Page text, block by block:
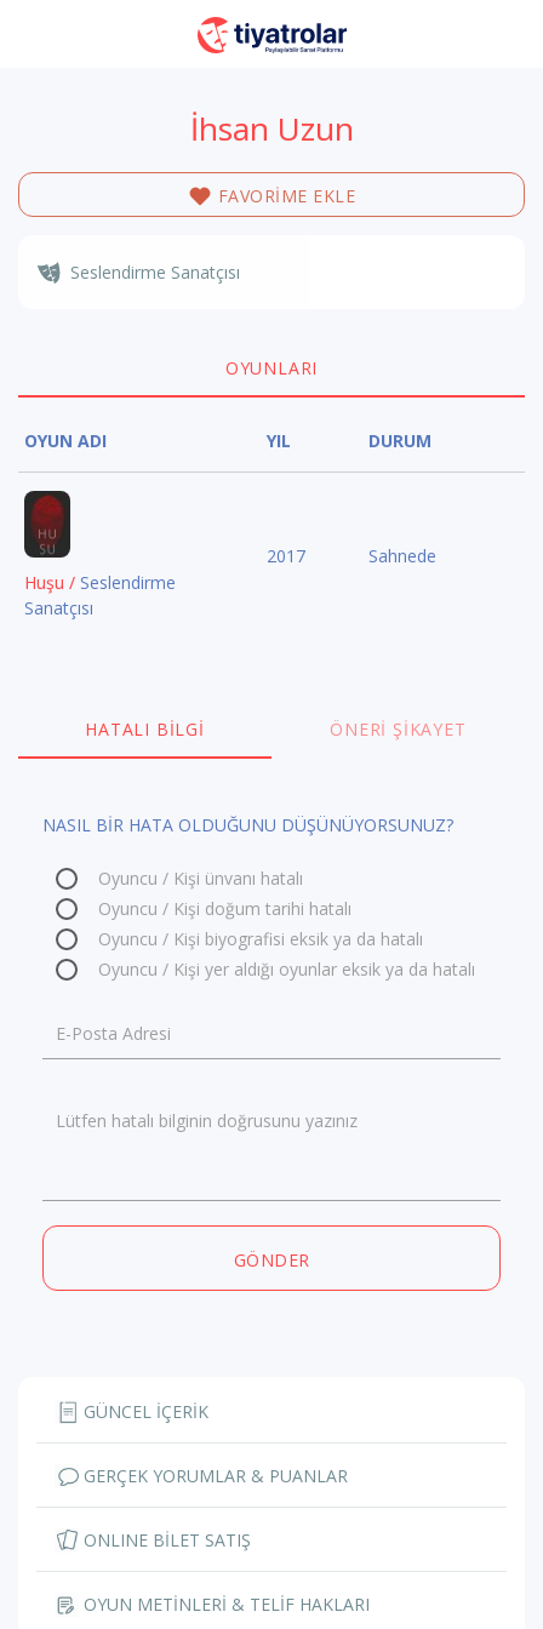
İhsan Uzun
FAVORİME EKLE
Seslendirme Sanatçısı
OYUNLARI
OYUN ADI YIL DURUM
Huşu / Seslendirme
Sanatçısı
2017 Sahnede
HATALI BILGI ÖNERI ŞIKAYET
NASIL BİR HATA OLDUĞUNU DÜŞÜNÜYORSUNUZ?
Oyuncu / Kişi ünvanı hatalı
Oyuncu / Kişi doğum tarihi hatalı
Oyuncu / Kişi biyografisi eksik ya da hatalı
Oyuncu / Kişi yer aldığı oyunlar eksik ya da hatalı
E-Posta Adresi
Lütfen hatalı bilginin doğrusunu yazınız
GÖNDER
GÜNCEL İÇERİK
GERÇEK YORUMLAR & PUANLAR
ONLINE BİLET SATIŞ
OYUN METİNLERİ & TELİF HAKLARI